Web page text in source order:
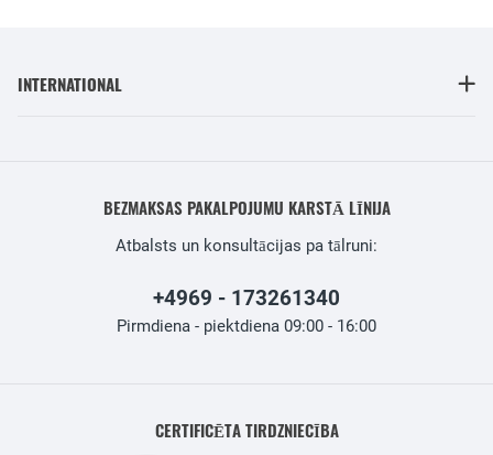
INTERNATIONAL
BEZMAKSAS PAKALPOJUMU KARSTĀ LĪNIJA
Atbalsts un konsultācijas pa tālruni:
+4969 - 173261340
Pirmdiena - piektdiena 09:00 - 16:00
CERTIFICĒTA TIRDZNIECĪBA